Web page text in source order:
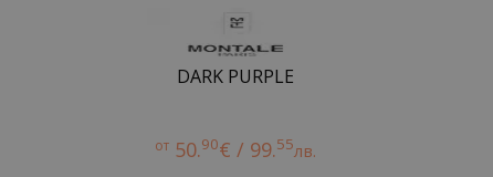
DARK PURPLE
от 50.90€ / 99.55лв.